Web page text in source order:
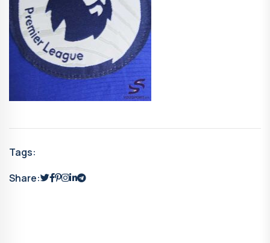
Tags:
Share: